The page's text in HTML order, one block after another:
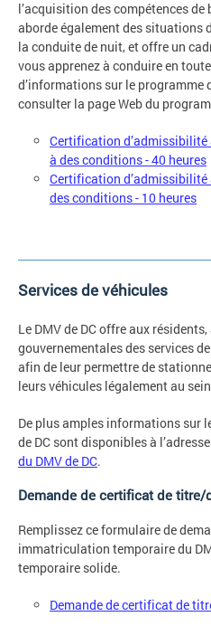
l’acquisition des compétences
aborde également des situations
la conduite de nuit, et offre un
vous apprenez à conduire en
d’informations sur le programme
consulter la page Web du
Certification
à des conditions - 40 heures
Certification d’admissibilité
des conditions - 10 heures
Services de véhicules
Le DMV de DC offre aux
gouvernementales des services
afin de leur permettre de
leurs véhicules légalement au
De plus amples informations sur
de DC sont disponibles à
du DMV de DC.
Demande de certificat de titre/
Remplissez ce formulaire de
immatriculation temporaire du
temporaire solide.
Demande de certificat de